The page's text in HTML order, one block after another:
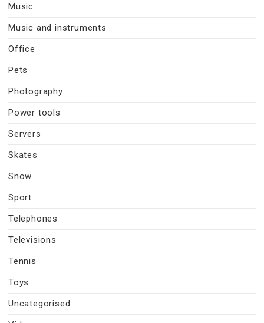
Music
Music and instruments
Office
Pets
Photography
Power tools
Servers
Skates
Snow
Sport
Telephones
Televisions
Tennis
Toys
Uncategorised